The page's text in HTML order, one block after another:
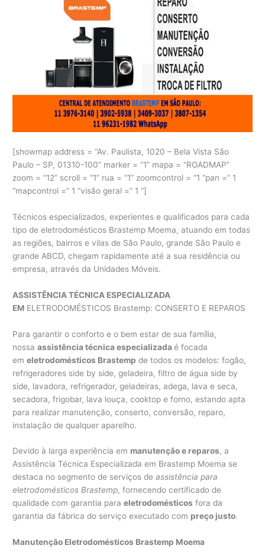
[showmap address = “Av. Paulista, 1020 – Bela Vista São
Paulo – SP, 01310-100” marker = “1” mapa = “ROADMAP”
zoom = “12” scroll = “1” rua = “1” zoomcontrol = “1 “pan =” 1
“mapcontrol =” 1 “visão geral =” 1 “]
Técnicos especializados, experientes e qualificados para cada
tipo de eletrodomésticos Brastemp Moema, atuando em todas
as regiões, bairros e vilas de São Paulo, grande São Paulo e
grande ABCD, chegam rapidamente até a sua residência ou
empresa, através da Unidades Móveis.
ASSISTÊNCIA TÉCNICA ESPECIALIZADA
EM ELETRODOMÉSTICOS Brastemp: CONSERTO E REPAROS
Para garantir o conforto e o bem estar de sua família,
nossaassistência técnica especializadaé focada
emeletrodomésticos Brastemp de todos os modelos: fogão,
refrigeradores side by side, geladeira, filtro de água side by
side, lavadora, refrigerador, geladeiras, adega, lava e seca,
secadora, frigobar, lava louça, cooktop e forno, estando apta
para realizar manutenção, conserto, conversão, reparo,
instalação de qualquer aparelho.
Devido à larga experiência em manutenção e reparos, a
Assistência Técnica Especializada em Brastemp Moema se
destaca no segmento de serviços deassistência para
eletrodomésticos Brastemp, fornecendo certificado de
qualidade com garantia paraeletrodomésticos fora da
garantia da fábrica do serviço executado com preço justo.
Manutenção Eletrodomésticos Brastemp Moema